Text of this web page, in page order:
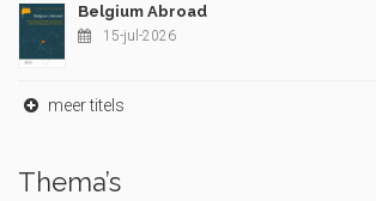
Belgium Abroad
15-jul-2026
meer titels
Thema’s